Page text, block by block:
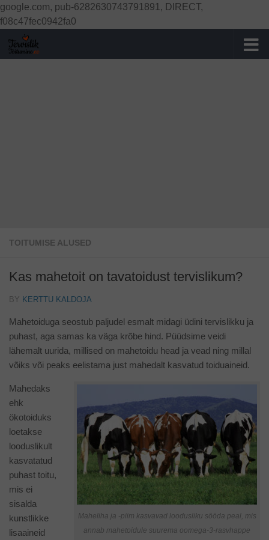
google.com, pub-6282630743791891, DIRECT,
f08c47fec0942fa0
Skip to content
TOITUMISE ALUSED
Kas mahetoit on tavatoidust tervislikum?
BY KERTTU KALDOJA
Mahetoiduga seostub paljudel esmalt midagi üdini tervislikku ja
puhast, aga samas ka väga krõbe hind. Püüdsime veidi
lähemalt uurida, millised on mahetoidu head ja vead ning millal
võiks või peaks eelistama just mahedalt kasvatud toiduaineid.
Maheliha ja -piim kasvavad loodusliku sööda peal, mis
annab mahetoidule suurema oomega-3-rasvhappe
Mahedaks
ehk
ökotoiduks
loetakse
looduslikult
kasvatatud
puhast toitu,
mis ei
sisalda
kunstlikke
lisaaineid